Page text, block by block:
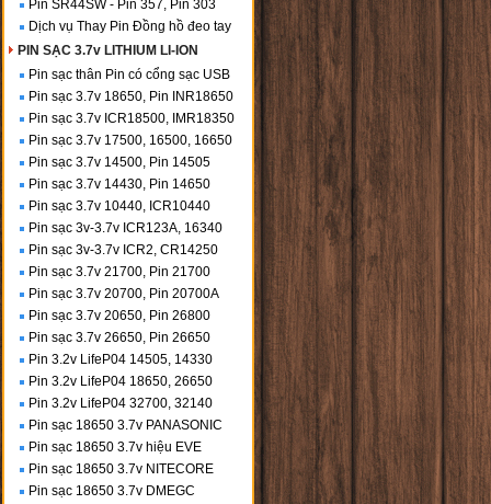
Pin SR44SW - Pin 357, Pin 303
Dịch vụ Thay Pin Đồng hồ đeo tay
PIN SẠC 3.7v LITHIUM LI-ION
Pin sạc thân Pin có cổng sạc USB
Pin sạc 3.7v 18650, Pin INR18650
Pin sạc 3.7v ICR18500, IMR18350
Pin sạc 3.7v 17500, 16500, 16650
Pin sạc 3.7v 14500, Pin 14505
Pin sạc 3.7v 14430, Pin 14650
Pin sạc 3.7v 10440, ICR10440
Pin sạc 3v-3.7v ICR123A, 16340
Pin sạc 3v-3.7v ICR2, CR14250
Pin sạc 3.7v 21700, Pin 21700
Pin sạc 3.7v 20700, Pin 20700A
Pin sạc 3.7v 20650, Pin 26800
Pin sạc 3.7v 26650, Pin 26650
Pin 3.2v LifeP04 14505, 14330
Pin 3.2v LifeP04 18650, 26650
Pin 3.2v LifeP04 32700, 32140
Pin sạc 18650 3.7v PANASONIC
Pin sạc 18650 3.7v hiệu EVE
Pin sạc 18650 3.7v NITECORE
Pin sạc 18650 3.7v DMEGC